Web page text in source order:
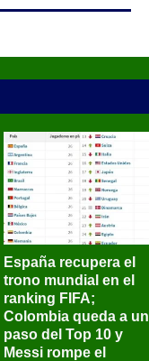
España recupera el
trono mundial en el
ranking FIFA;
Colombia queda a un
paso del Top 10 y
Messi rompe el